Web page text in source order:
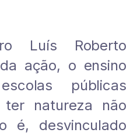
Luís Roberto
ação, o ensino
públicas
ter natureza não
é, desvinculado